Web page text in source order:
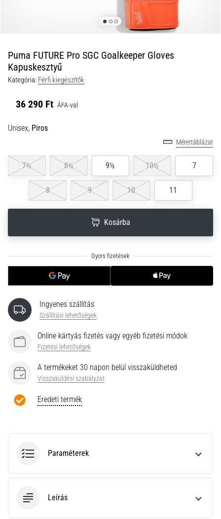
következő
dolgok
nem
hiányozhatnak
táskádból!​​​​​​​
2021.03.22.
10 perces olvasási idő
Cross
Training
hogyan
és
készíts
edzéstervet
súlyemelés.
Téged
vonz
edzés,
ami
kicsit
Csatlakozz
Cross
Minden cikk
Puma FUTURE Pro SGC Goalkeeper Gloves
Kapuskesztyű
Kategória: Férfi kiegészítők
36 290 Ft ÁFA-val
Unisex, Piros
Mérettáblázat
7½ 8½ 9½ 10½ 7
8 9 10 11
Kosárba
Ingyenes szállítás
Szállítási lehetőségek
Online kártyás fizetés vagy egyéb fizetési módok
Fizetési lehetőségek
A termékeket 30 napon belül visszaküldheted
Visszaküldési szabályzat
Eredeti termék
Paraméterek
Leírás